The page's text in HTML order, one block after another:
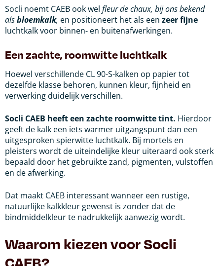
Socli noemt CAEB ook wel fleur de chaux, bij ons bekend
alsbloemkalk, en positioneert het als een zeer fijne
luchtkalk voor binnen- en buitenafwerkingen.
Een zachte, roomwitte luchtkalk
Hoewel verschillende CL 90-S-kalken op papier tot
dezelfde klasse behoren, kunnen kleur, fijnheid en
verwerking duidelijk verschillen.
Socli CAEB heeft een zachte roomwitte tint. Hierdoor
geeft de kalk een iets warmer uitgangspunt dan een
uitgesproken spierwitte luchtkalk. Bij mortels en
pleisters wordt de uiteindelijke kleur uiteraard ook sterk
bepaald door het gebruikte zand, pigmenten, vulstoffen
en de afwerking.
Dat maakt CAEB interessant wanneer een rustige,
natuurlijke kalkkleur gewenst is zonder dat de
bindmiddelkleur te nadrukkelijk aanwezig wordt.
Waarom kiezen voor Socli
CAEB?